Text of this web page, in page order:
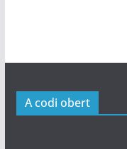
A codi obert